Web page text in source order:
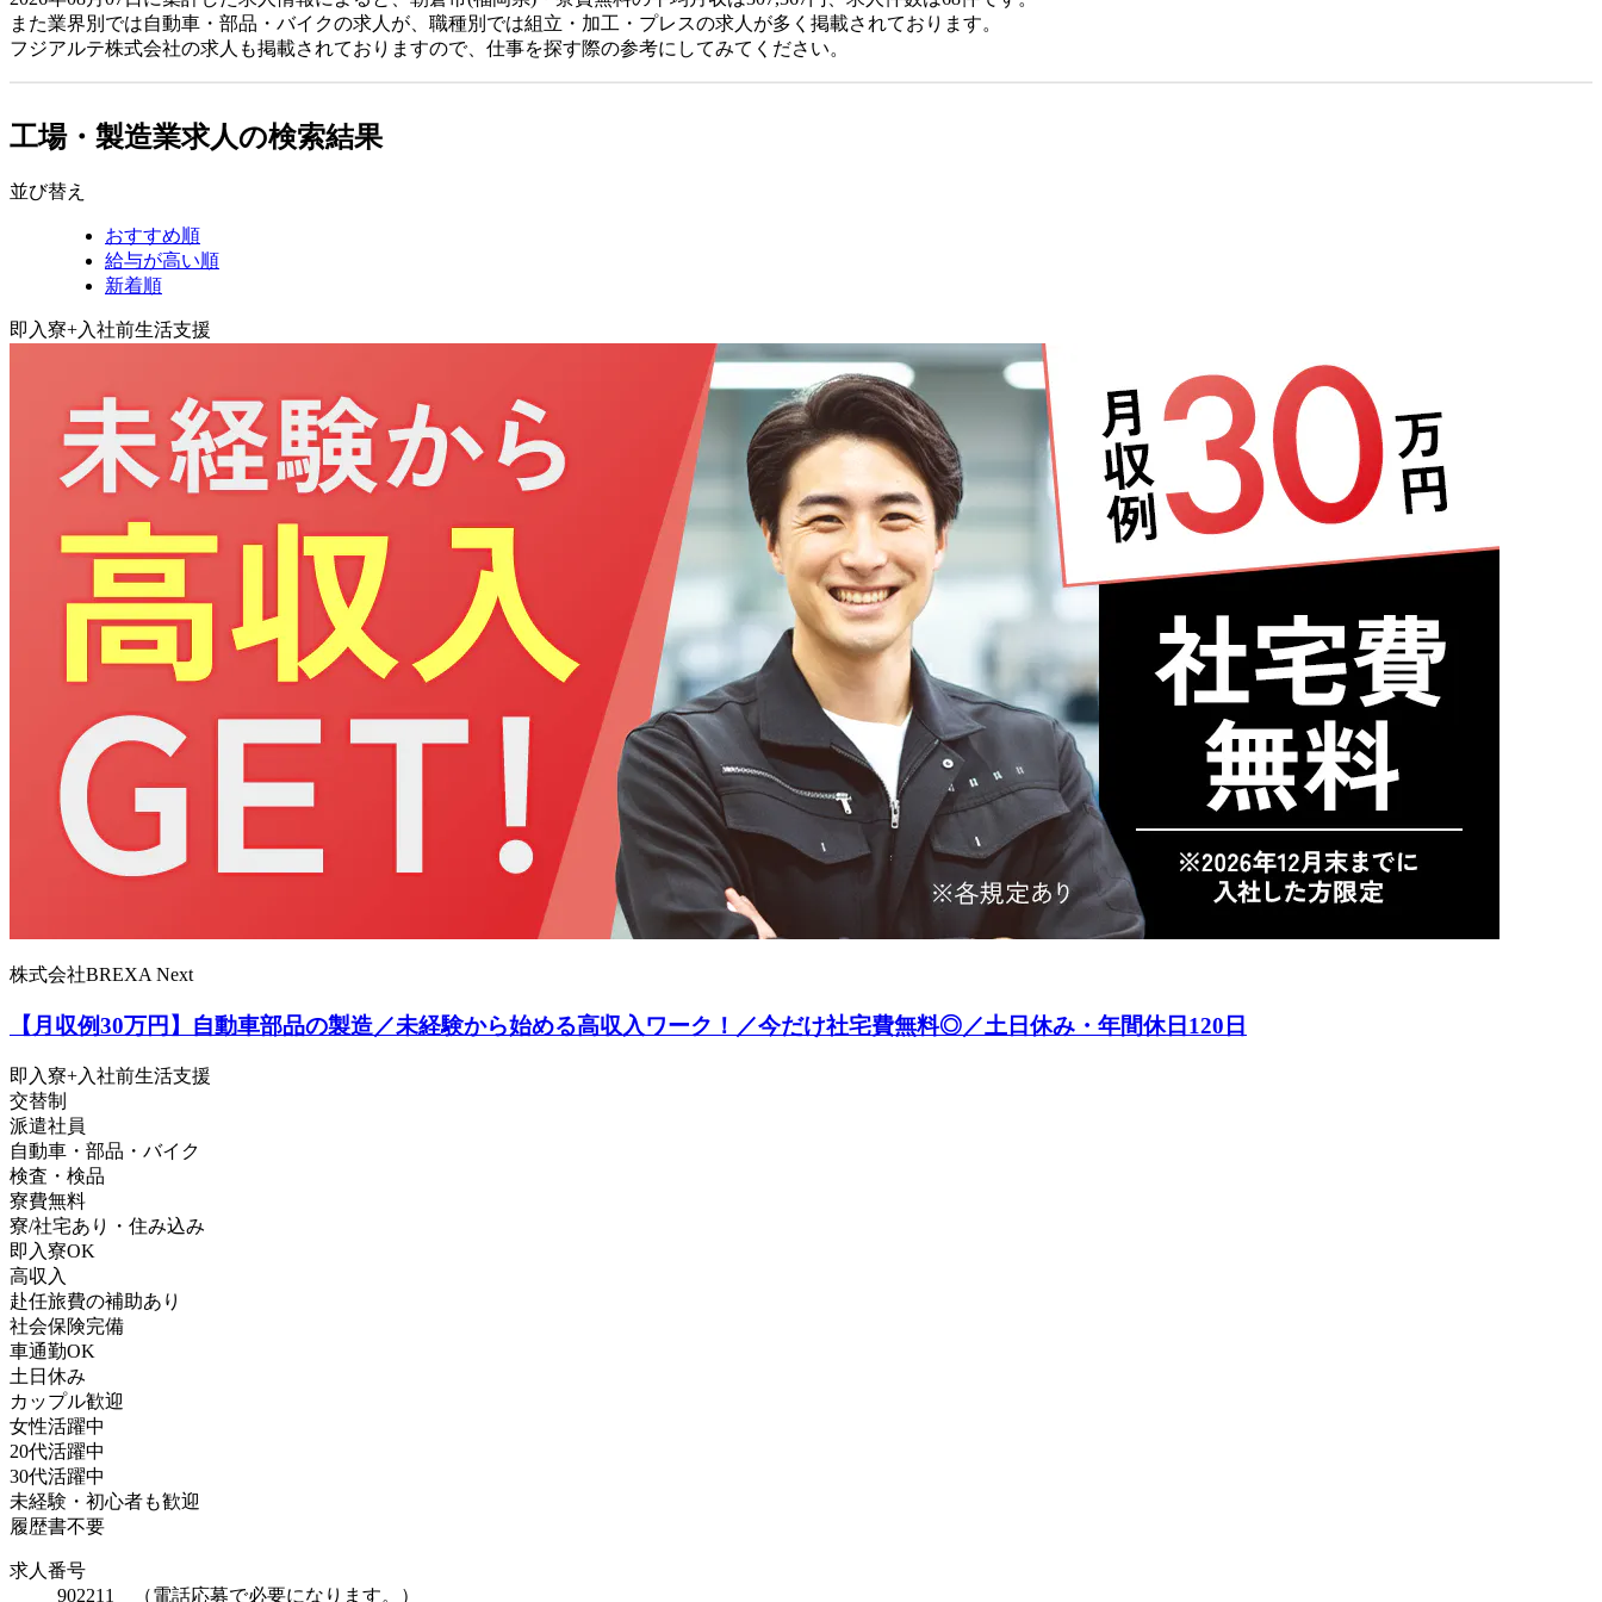
また業界別では自動車・部品・バイクの求人が、職種別では組立・加工・プレスの求人が多く掲載されております。
フジアルテ株式会社の求人も掲載されておりますので、仕事を探す際の参考にしてみてください。
工場・製造業求人の検索結果
並び替え
おすすめ順
給与が高い順
新着順
即入寮+入社前生活支援
株式会社BREXA Next
【月収例30万円】自動車部品の製造／未経験から始める高収入ワーク！／今だけ社宅費無料◎／土日休み・年間休日120日
即入寮+入社前生活支援
交替制
派遣社員
自動車・部品・バイク
検査・検品
寮費無料
寮/社宅あり・住み込み
即入寮OK
高収入
赴任旅費の補助あり
社会保険完備
車通勤OK
土日休み
カップル歓迎
女性活躍中
20代活躍中
30代活躍中
未経験・初心者も歓迎
履歴書不要
求人番号
902211 （電話応募で必要になります。）